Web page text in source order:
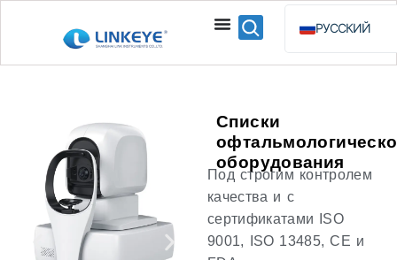
РУССКИЙ
ENGLISH
Списки
оборудования
Под строгим контролем
качества и с
сертификатами ISO
9001, ISO 13485, CE и